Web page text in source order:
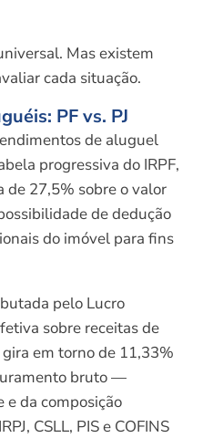
Mas existem
cada situação.
PF vs. PJ
de aluguel
progressiva do IRPF,
27,5% sobre o valor
de dedução
do imóvel para fins
pelo Lucro
sobre receitas de
em torno de 11,33%
bruto —
da composição
CSLL, PIS e COFINS